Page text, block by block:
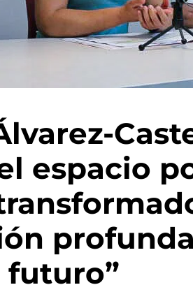
espacio
futuro”